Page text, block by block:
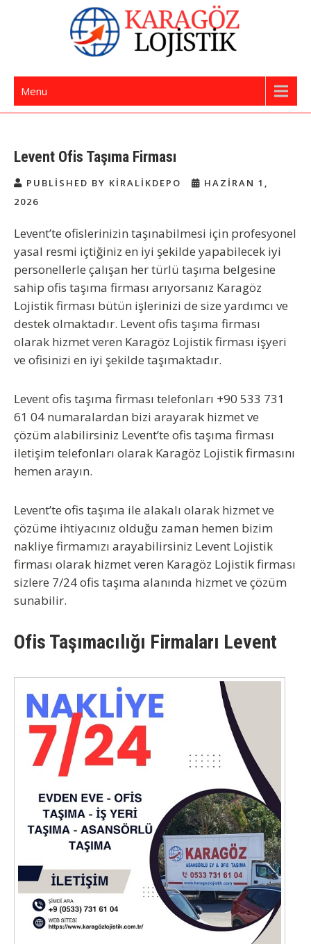
İstanbul Evden Eve Nakliye | İstanbul
Nakliyat
Menu
Levent Ofis Taşıma Firması
PUBLISHED BY KIRALIKDEPO
HAZIRAN 1,
2026
Levent’te ofislerinizin taşınabilmesi için profesyonel
yasal resmi içtiğiniz en iyi şekilde yapabilecek iyi
personellerle çalışan her türlü taşıma belgesine
sahip ofis taşıma firması arıyorsanız Karagöz
Lojistik firması bütün işlerinizi de size yardımcı ve
destek olmaktadır. Levent ofis taşıma firması
olarak hizmet veren Karagöz Lojistik firması işyeri
ve ofisinizi en iyi şekilde taşımaktadır.
Levent ofis taşıma firması telefonları +90 533 731
61 04 numaralardan bizi arayarak hizmet ve
çözüm alabilirsiniz Levent’te ofis taşıma firması
iletişim telefonları olarak Karagöz Lojistik firmasını
hemen arayın.
Levent’te ofis taşıma ile alakalı olarak hizmet ve
çözüme ihtiyacınız olduğu zaman hemen bizim
nakliye firmamızı arayabilirsiniz Levent Lojistik
firması olarak hizmet veren Karagöz Lojistik firması
sizlere 7/24 ofis taşıma alanında hizmet ve çözüm
sunabilir.
Ofis Taşımacılığı Firmaları Levent